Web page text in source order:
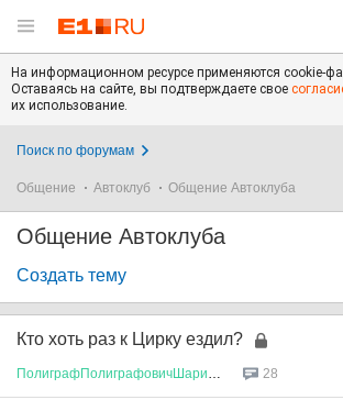
На информационном ресурсе применяются cookie-
Оставаясь на сайте, вы подтверждаете свое
их использование.
Поиск по форумам
Общение Автоклуб Общение Автоклуба
Общение Автоклуба
Создать тему
Кто хоть раз к Цирку ездил?
28